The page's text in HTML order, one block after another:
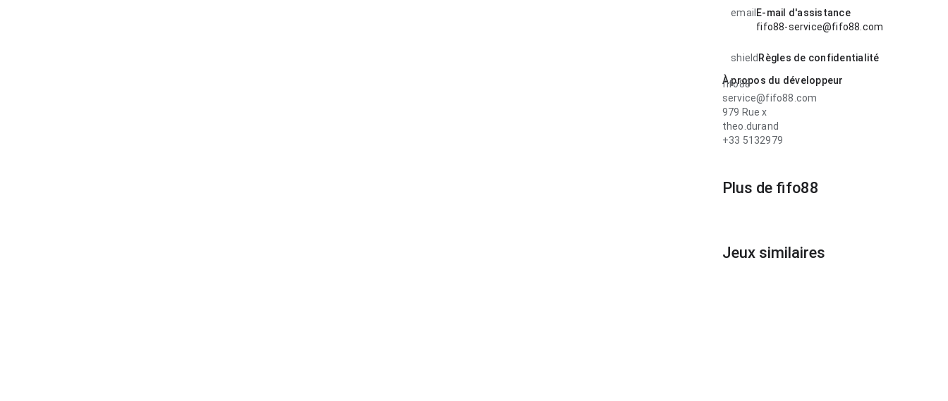
email E-mail d'assistance
fifo88-service@fifo88.com
shield Règles de confidentialité
À propos du développeur
fifo88
service@fifo88.com
979 Rue x
theo.durand
+33 5132979
Plus de fifo88
Jeux similaires